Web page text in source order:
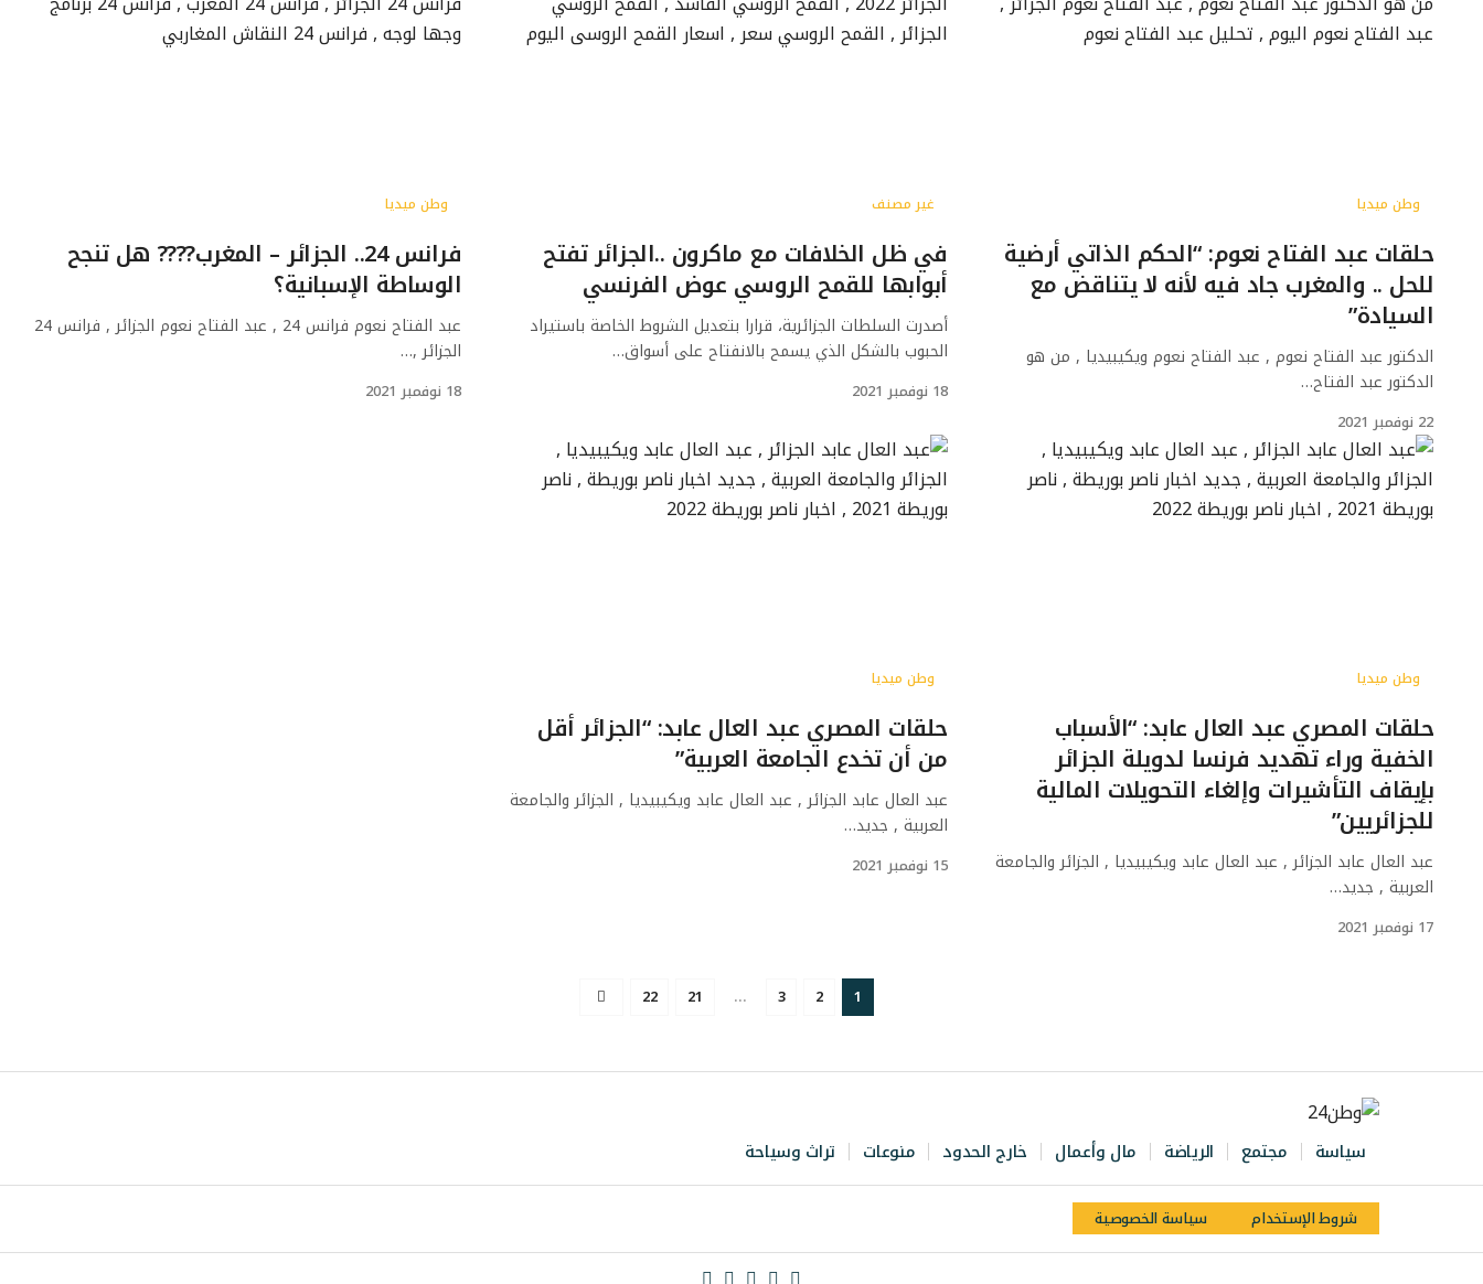
وطن ميديا
حلقات عبد الفتاح نعوم: “الحكم الذاتي أرضية
للحل .. والمغرب جاد فيه لأنه لا يتناقض مع
السيادة”
الدكتور عبد الفتاح نعوم , عبد الفتاح نعوم ويكيبيديا , من هو
الدكتور عبد الفتاح…
22 نوفمبر 2021
غير مصنف
في ظل الخلافات مع ماكرون ..الجزائر تفتح
أبوابها للقمح الروسي عوض الفرنسي
أصدرت السلطات الجزائرية، قرارا بتعديل الشروط الخاصة باستيراد
الحبوب بالشكل الذي يسمح بالانفتاح على أسواق…
18 نوفمبر 2021
وطن ميديا
فرانس 24.. الجزائر – المغرب???? هل تنجح
الوساطة الإسبانية؟
عبد الفتاح نعوم فرانس 24 , عبد الفتاح نعوم الجزائر , فرانس 24
الجزائر ,…
18 نوفمبر 2021
وطن ميديا
حلقات المصري عبد العال عابد: “الأسباب
الخفية وراء تهديد فرنسا لدويلة الجزائر
بإيقاف التأشيرات وإلغاء التحويلات المالية
للجزائريين”
عبد العال عابد الجزائر , عبد العال عابد ويكيبيديا , الجزائر والجامعة
العربية , جديد…
17 نوفمبر 2021
وطن ميديا
حلقات المصري عبد العال عابد: “الجزائر أقل
من أن تخدع الجامعة العربية”
عبد العال عابد الجزائر , عبد العال عابد ويكيبيديا , الجزائر والجامعة
العربية , جديد…
15 نوفمبر 2021
1
2
3
…
21
22
سياسة مجتمع الرياضة مال وأعمال خارج الحدود منوعات تراث وسياحة
شروط الإستخدام سياسة الخصوصية